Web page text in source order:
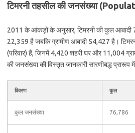
टिमरनी तहसील की जनसंख्या
2011 के आंकड़ों के अनुसार, टिमरनी की कुल आबादी
22,359 है जबकि ग्रामीण आबादी 54,427 है।
(परिवार) हैं, जिनमें 4,420 शहरी घर और 11,004
की जनसंख्या की विस्तृत जानकारी सारणीबद्ध प्रारूप
विवरण कुल
कुल जनसंख्या 76,786